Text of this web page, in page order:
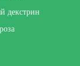
декстрин